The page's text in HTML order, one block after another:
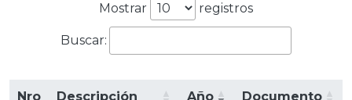
Mostrar registros
Buscar:
Nro Descripción Año Documento